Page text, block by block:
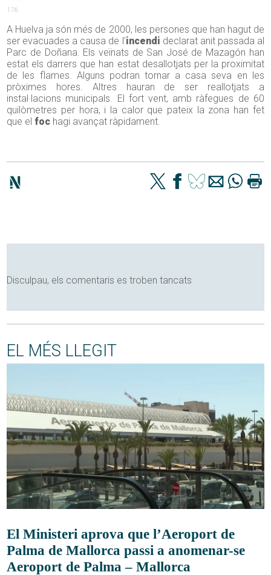
176
A Huelva ja són més de 2000, les persones que han hagut de
ser evacuades a causa de l’incendi declarat anit passada al
Parc de Doñana. Els veïnats de San José de Mazagón han
estat els darrers que han estat desallotjats per la proximitat
de les flames. Alguns podran tornar a casa seva en les
pròximes hores. Altres hauran de ser reallotjats a
instal·lacions municipals. El fort vent, amb ràfegues de 60
quilòmetres per hora, i la calor que pateix la zona han fet
que elfoc hagi avançat ràpidament.
Disculpau, els comentaris es troben tancats
EL MÉS LLEGIT
El Ministeri aprova que l’Aeroport de
Palma de Mallorca passi a anomenar-se
Aeroport de Palma – Mallorca